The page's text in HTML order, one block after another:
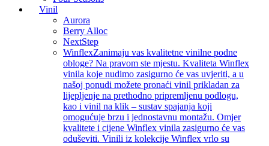
Vinil
Aurora
Berry Alloc
NextStep
WinflexZanimaju vas kvalitetne vinilne podne
obloge? Na pravom ste mjestu. Kvaliteta Winflex
vinila koje nudimo zasigurno će vas uvjeriti, a u
našoj ponudi možete pronaći vinil prikladan za
lijepljenje na prethodno pripremljenu podlogu,
kao i vinil na klik – sustav spajanja koji
omogućuje brzu i jednostavnu montažu. Omjer
kvalitete i cijene Winflex vinila zasigurno će vas
oduševiti. Vinili iz kolekcije Winflex vrlo su